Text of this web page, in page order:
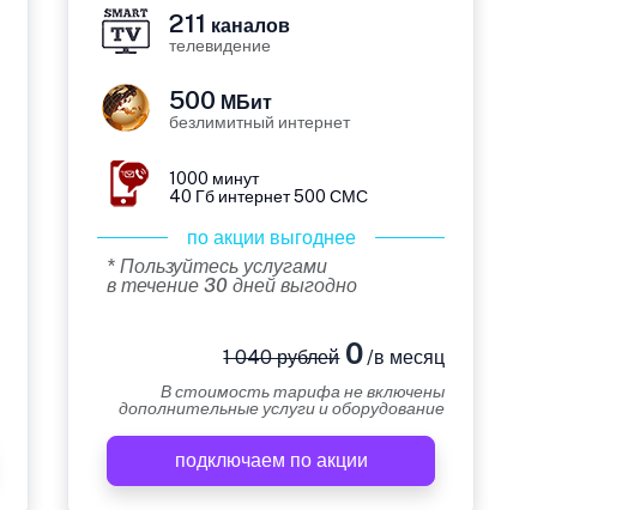
211 каналов
телевидение
500 МБит
безлимитный интернет
1000 минут
40 Гб интернет 500 СМС
по акции выгоднее
* Пользуйтесь услугами
в течение 30 дней выгодно
1 040 рублей0/в месяц
В стоимость тарифа не включены
дополнительные услуги и оборудование
подключаем по акции